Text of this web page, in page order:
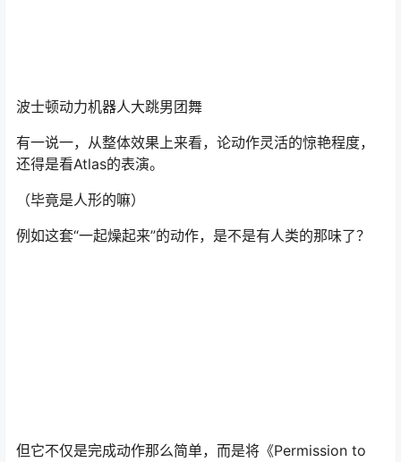
波士顿动力机器人大跳男团舞
有一说一，从整体效果上来看，论动作灵活的惊艳程度，
还得是看Atlas的表演。
（毕竟是人形的嘛）
例如这套“一起燥起来”的动作，是不是有人类的那味了？
但它不仅是完成动作那么简单，而是将《Permission to